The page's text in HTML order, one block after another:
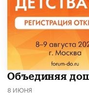
​Объединяя
8 ИЮНЯ